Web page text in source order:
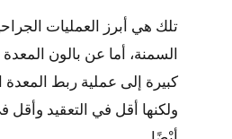
تلك هي أبرز العمليات
السمنة، أما عن بالون
كبيرة إلى عملية ربط المعدة
ولكنها أقل في التعقيد